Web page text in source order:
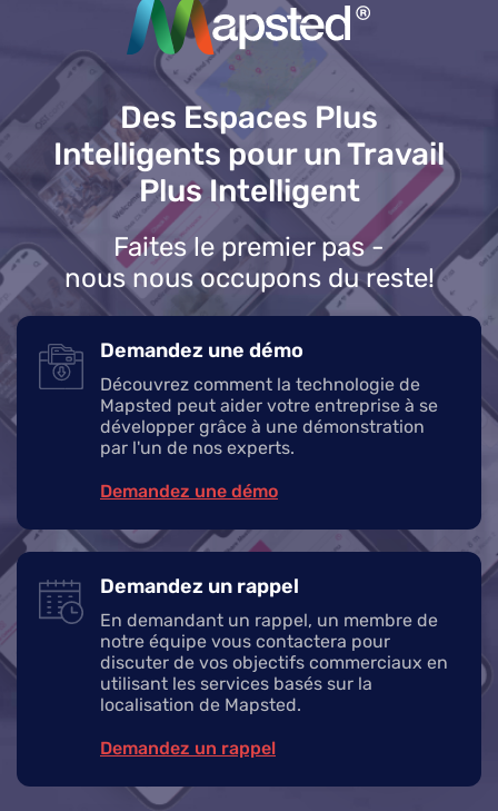
Des Espaces Plus
Intelligents pour un Travail
Plus Intelligent
Faites le premier pas -
nous nous occupons du reste!
Demandez une démo
Découvrez comment la technologie de
Mapsted peut aider votre entreprise à se
développer grâce à une démonstration
par l'un de nos experts.
Demandez une démo
Demandez un rappel
En demandant un rappel, un membre de
notre équipe vous contactera pour
discuter de vos objectifs commerciaux en
utilisant les services basés sur la
localisation de Mapsted.
Demandez un rappel